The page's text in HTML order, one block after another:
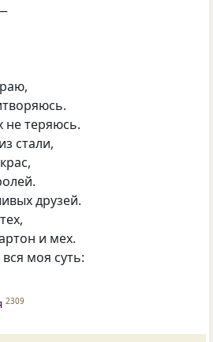
не теряюсь.
стали,
друзей.
и мех.
моя суть:
2309